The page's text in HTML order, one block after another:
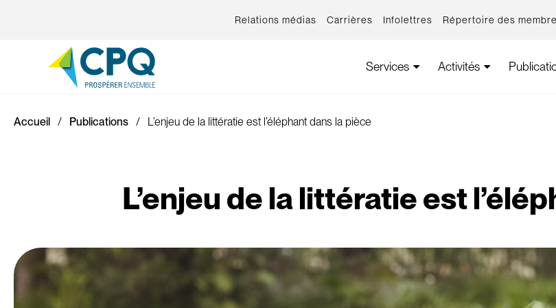
Relations médias Carrières Infolettres Répertoire des
Services Activités
Accueil Publications L’enjeu de la littératie est l’éléphant dans la pièce
L’enjeu de la littératie est